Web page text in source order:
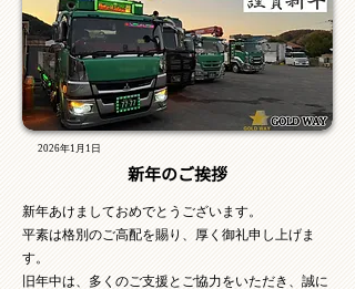
2026年1月1日
新年のご挨拶
新年あけましておめでとうございます。
平素は格別のご高配を賜り、厚く御礼申し上げま
す。
旧年中は、多くのご支援とご協力をいただき、誠に